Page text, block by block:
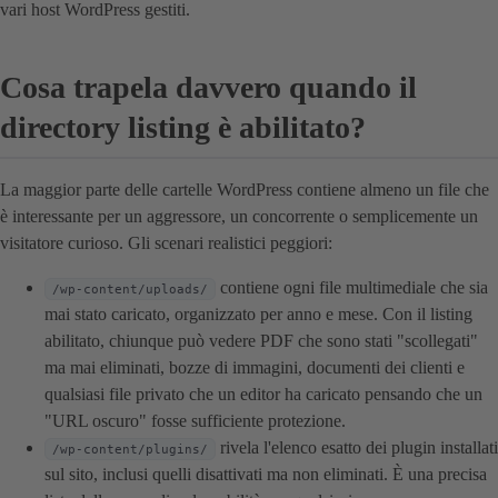
vari host WordPress gestiti.
Cosa trapela davvero quando il
directory listing è abilitato?
La maggior parte delle cartelle WordPress contiene almeno un file che
è interessante per un aggressore, un concorrente o semplicemente un
visitatore curioso. Gli scenari realistici peggiori:
/wp-content/uploads/
contiene ogni file multimediale che sia
mai stato caricato, organizzato per anno e mese. Con il listing
abilitato, chiunque può vedere PDF che sono stati "scollegati"
ma mai eliminati, bozze di immagini, documenti dei clienti e
qualsiasi file privato che un editor ha caricato pensando che un
"URL oscuro" fosse sufficiente protezione.
/wp-content/plugins/
rivela l'elenco esatto dei plugin installati
sul sito, inclusi quelli disattivati ma non eliminati. È una precisa